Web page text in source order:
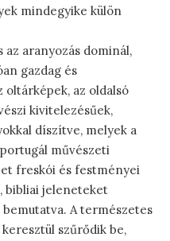
mindegyike külön
aranyozás dominál,
gazdag és
oltárképek, az oldalsó
kivitelezésűek,
díszítve, melyek a
művészeti
freskói és festményei
bibliai jeleneteket
A természetes
szűrődik be,